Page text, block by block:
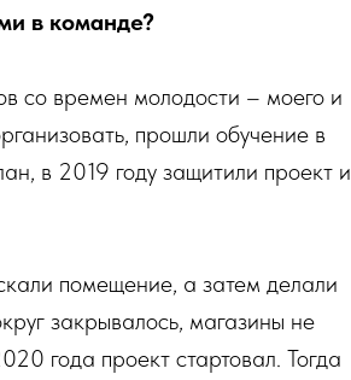
в команде?
со времен молодости – моего и
прошли обучение в
в 2019 году защитили проект и
помещение, а затем делали
закрывалось, магазины не
года проект стартовал. Тогда